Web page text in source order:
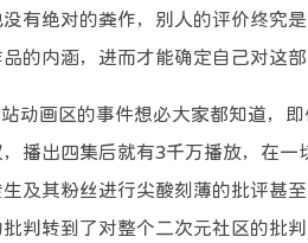
- 一位全栈工
有绝对的粪作，别人的评价终究
的内涵，进而才能确定自己对这部
动画区的事件想必大家都知道，
，播出四集后就有3千万播放，在
及其粉丝进行尖酸刻薄的批评甚
判转到了对整个二次元社区的批